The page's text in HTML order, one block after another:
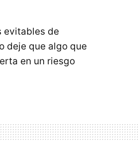
evitables de
deje que algo que
en un riesgo